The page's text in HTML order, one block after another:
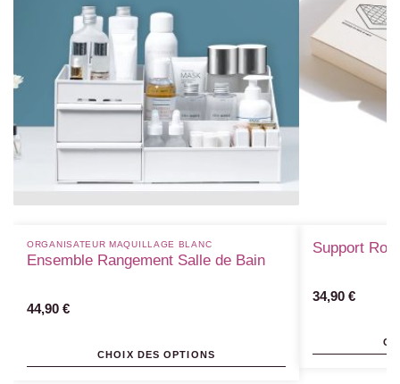
ORGANISATEUR MAQUILLAGE BLANC​
Ensemble Rangement Salle de Bain
44,90 €
CHOIX DES OPTIONS
Support
34,90 €